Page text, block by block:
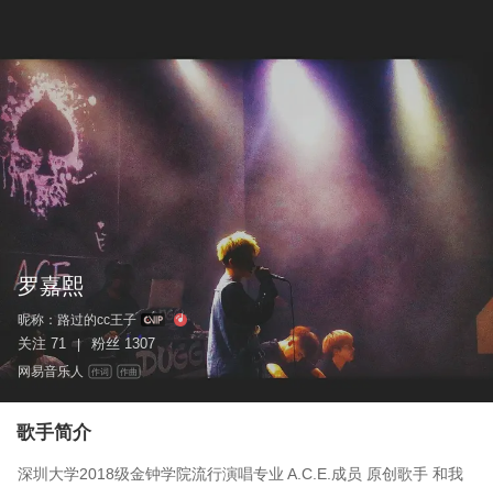
罗嘉熙
昵称： 路过的cc王子
关注 71 | 粉丝 1307
网易音乐人 作词 作曲
歌手简介
深圳大学2018级金钟学院流行演唱专业 A.C.E.成员 原创歌手 和我